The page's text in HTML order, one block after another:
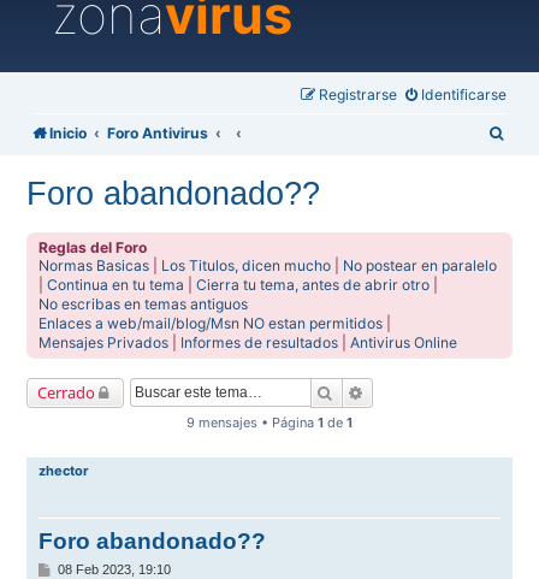
zonavirus
Identificarse
Registrarse
Inicio Foro Antivirus
Foro abandonado??
Reglas del Foro
Normas Basicas
Los Titulos, dicen mucho
No postear en paralelo
|Continua en tu tema |Cierra tu tema, antes de abrir otro
No escribas en temas antiguos
Enlaces a web/mail/blog/Msn NO estan permitidos
Mensajes Privados
Informes de resultados |Antivirus Online
Cerrado Buscar
9 mensajes • Página 1 de 1
zhector
Foro abandonado??
M
08 Feb 2023, 19:10